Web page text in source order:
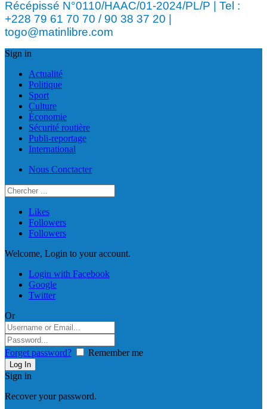
Récépissé N°0110/HAAC/01-2024/PL/P | Tel :
+228 79 61 70 70 / 90 38 37 20 |
togo@matinlibre.com
Sign in
Actualité
Politique
Sport
Culture
Économie
Sécurité routière
Publi-reportage
International
Nous Conctacter
Likes
Followers
Followers
Welcome, Login to your account.
Login with Facebook
Google
Twitter
Or
Forget password? Remember me
Sign in
Recover your password.